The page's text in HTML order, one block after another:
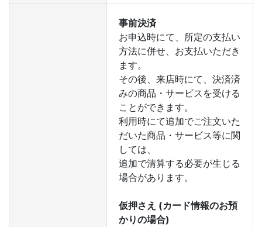
事前決済
お申込時にて、所定の支払い
方法に併せ、お支払いただき
ます。
その後、来店時にて、決済済
みの商品・サービスを受ける
ことができます。
利用時にて追加でご注文いた
だいた商品・サービス等に関
しては、
追加で清算する必要が生じる
場合があります。
仮押さえ (カード情報のお預
かりの場合)